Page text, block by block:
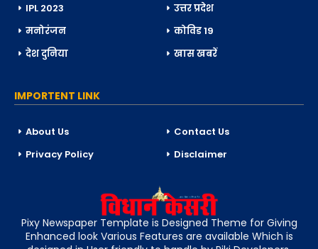
IPL 2023
उत्तर प्रदेश
मनोरंजन
कोविड 19
देश दुनिया
खास खबरें
IMPORTENT LINK
About Us
Contact Us
Privacy Policy
Disclaimer
Pixy Newspaper Template is Designed Theme for Giving
Enhanced look Various Features are available Which is